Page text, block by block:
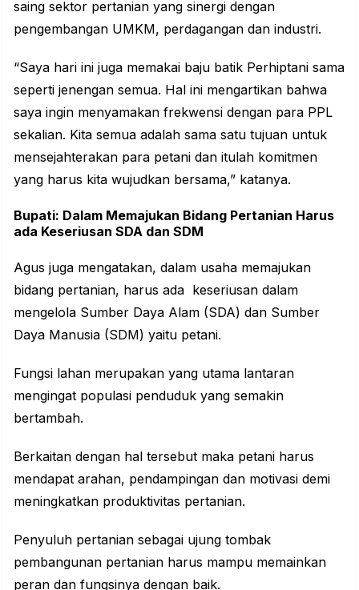
saing sektor pertanian yang sinergi dengan
pengembangan UMKM, perdagangan dan industri.
“Saya hari ini juga memakai baju batik Perhiptani sama
seperti jenengan semua. Hal ini mengartikan bahwa
saya ingin menyamakan frekwensi dengan para PPL
sekalian. Kita semua adalah sama satu tujuan untuk
mensejahterakan para petani dan itulah komitmen
yang harus kita wujudkan bersama,” katanya.
Bupati: Dalam Memajukan Bidang Pertanian Harus
ada Keseriusan SDA dan SDM
Agus juga mengatakan, dalam usaha memajukan
bidang pertanian, harus ada keseriusan dalam
mengelola Sumber Daya Alam (SDA) dan Sumber
Daya Manusia (SDM) yaitu petani.
Fungsi lahan merupakan yang utama lantaran
mengingat populasi penduduk yang semakin
bertambah.
Berkaitan dengan hal tersebut maka petani harus
mendapat arahan, pendampingan dan motivasi demi
meningkatkan produktivitas pertanian.
Penyuluh pertanian sebagai ujung tombak
pembangunan pertanian harus mampu memainkan
peran dan fungsinya dengan baik.